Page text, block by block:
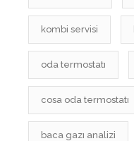
kombi servisi
oda termostatı
cosa oda termostatı
baca gazı analizi